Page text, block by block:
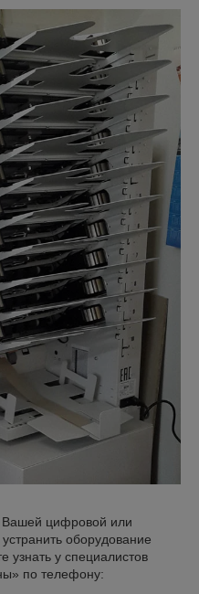
Вашей цифровой или
оборудование
узнать у специалистов
по телефону: